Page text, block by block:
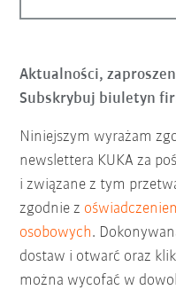
Aktualności,
Subskrybuj biuletyn
Niniejszym wyrażam
newslettera KUKA za
i związane z tym
zgodnie z
osobowych.
dostaw i otwarć oraz
można wycofać w